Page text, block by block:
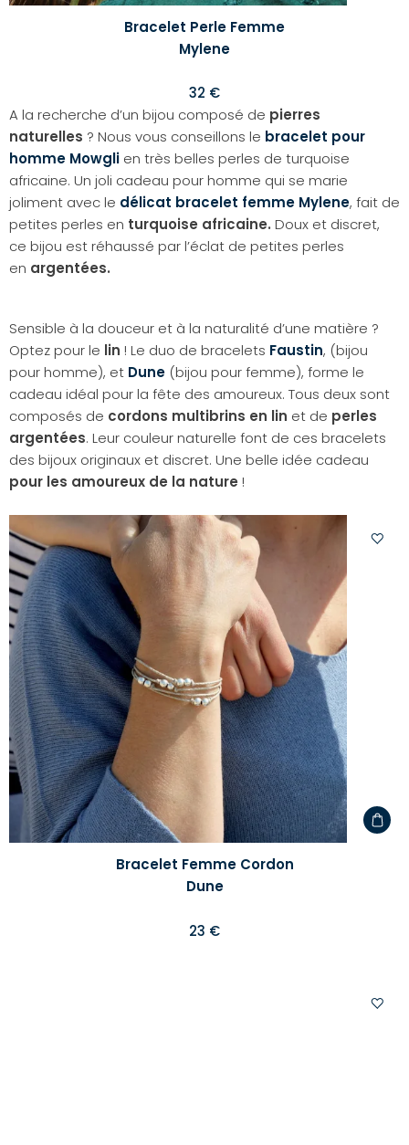
A la recherche d’un bijou composé de pierres
naturelles ? Nous vous conseillons le bracelet pour
homme Mowgli en très belles perles de turquoise
africaine. Un joli cadeau pour homme qui se marie
joliment avec le délicat bracelet femme Mylene, fait de
petites perles en turquoise africaine. Doux et discret,
ce bijou est réhaussé par l’éclat de petites perles
en argentées.
Bracelet Perle Femme
Mylene
32 €
Sensible à la douceur et à la naturalité d’une matière ?
Optez pour le lin ! Le duo de bracelets Faustin, (bijou
pour homme), et Dune (bijou pour femme), forme le
cadeau idéal pour la fête des amoureux. Tous deux sont
composés de cordons multibrins en lin et de perles
argentées. Leur couleur naturelle font de ces bracelets
des bijoux originaux et discret. Une belle idée cadeau
pour les amoureux de la nature !
Bracelet Femme Cordon
Dune
23 €